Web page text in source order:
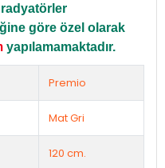
göre özel olarak
yapılamamaktadır.
Premio
Mat Gri
120 cm.